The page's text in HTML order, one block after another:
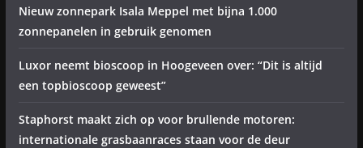
Nieuw zonnepark Isala Meppel met bijna 1.000
zonnepanelen in gebruik genomen
Luxor neemt bioscoop in Hoogeveen over: “Dit is altijd
een topbioscoop geweest”
Staphorst maakt zich op voor brullende motoren:
internationale grasbaanraces staan voor de deur